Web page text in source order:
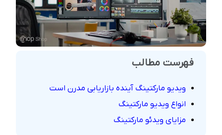
فهرست مطالب
ویدیو مارکتینگ آینده بازاریابی مدرن است
انواع ویدیو مارکتینگ
مزایای ویدئو مارکتینگ